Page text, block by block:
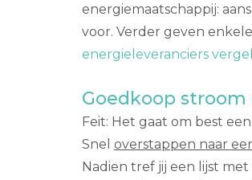
energiemaatschappij:
voor. Verder geven
energieleveranciers
Goedkoop
Feit: Het gaat om best
Snel overstappen naar
Nadien tref jij een lijst